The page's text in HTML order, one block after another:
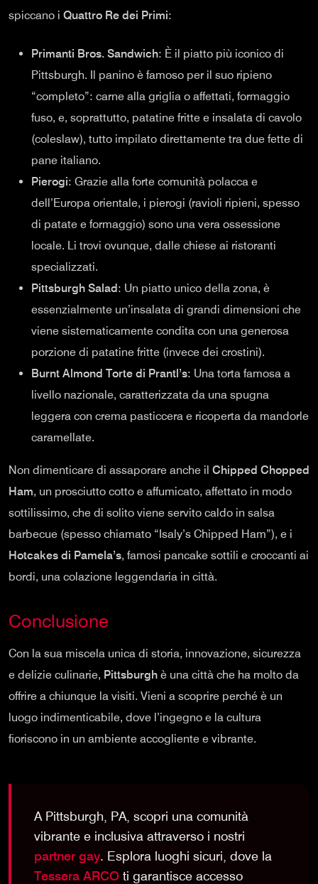
spiccano i Quattro Re dei Primi:
Primanti Bros. Sandwich: È il piatto più iconico di
Pittsburgh. Il panino è famoso per il suo ripieno
“completo”: carne alla griglia o affettati, formaggio
fuso, e, soprattutto, patatine fritte e insalata di cavolo
(coleslaw), tutto impilato direttamente tra due fette di
pane italiano.
Pierogi: Grazie alla forte comunità polacca e
dell’Europa orientale, i pierogi (ravioli ripieni, spesso
di patate e formaggio) sono una vera ossessione
locale. Li trovi ovunque, dalle chiese ai ristoranti
specializzati.
Pittsburgh Salad: Un piatto unico della zona, è
essenzialmente un’insalata di grandi dimensioni che
viene sistematicamente condita con una generosa
porzione di patatine fritte (invece dei crostini).
Burnt Almond Torte di Prantl’s: Una torta famosa a
livello nazionale, caratterizzata da una spugna
leggera con crema pasticcera e ricoperta da mandorle
caramellate.
Non dimenticare di assaporare anche il Chipped Chopped
Ham, un prosciutto cotto e affumicato, affettato in modo
sottilissimo, che di solito viene servito caldo in salsa
barbecue (spesso chiamato “Isaly’s Chipped Ham”), e i
Hotcakes di Pamela’s, famosi pancake sottili e croccanti ai
bordi, una colazione leggendaria in città.
Conclusione
Con la sua miscela unica di storia, innovazione, sicurezza
e delizie culinarie, Pittsburgh è una città che ha molto da
offrire a chiunque la visiti. Vieni a scoprire perché è un
luogo indimenticabile, dove l’ingegno e la cultura
fioriscono in un ambiente accogliente e vibrante.
A Pittsburgh, PA, scopri una comunità
vibrante e inclusiva attraverso i nostri
partner gay. Esplora luoghi sicuri, dove la
Tessera ARCO ti garantisce accesso